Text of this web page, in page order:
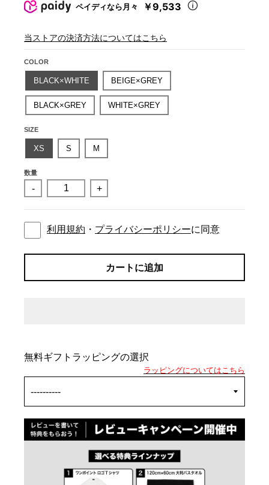
ペイディなら月々 ￥9,533
当ストアの決済方法についてはこちら
COLOR
BLACK×WHITE BEIGE×GREY
BLACK×GREY WHITE×GREY
SIZE
XS S M
数量
- +
利用規約 ・ プライバシーポリシーに同意
カートに追加
無料ギフトラッピングの選択
ラッピングについてはこちら